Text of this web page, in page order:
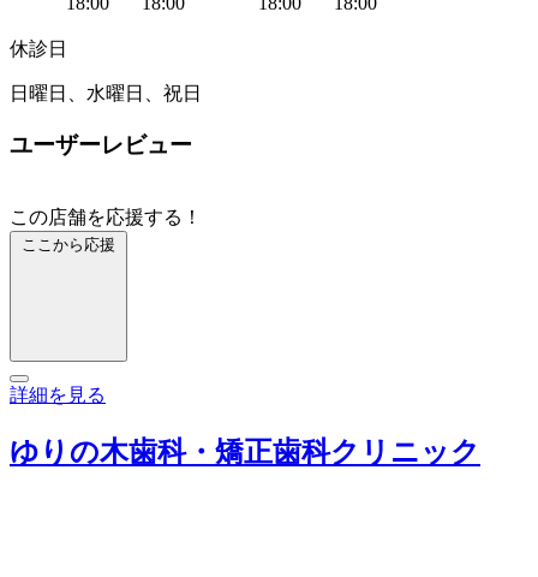
休診日
日曜日、水曜日、祝日
ユーザーレビュー
この店舗を応援する！
ここから応援
詳細を見る
ゆりの木歯科・矯正歯科クリニック